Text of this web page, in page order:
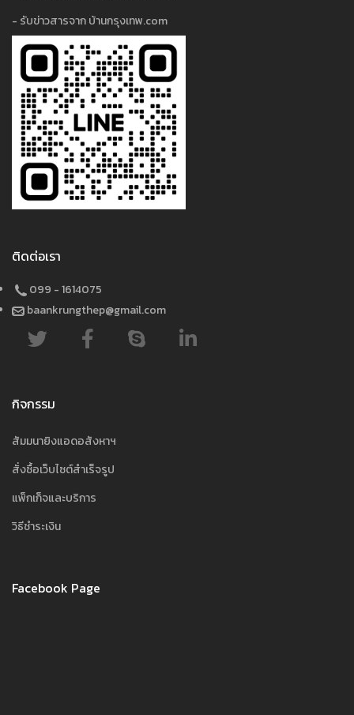
- รับข่าวสารจาก บ้านกรุงเทพ.com
ติดต่อเรา
099 - 1614075
baankrungthep@gmail.com
กิจกรรม
สัมมนายิงแอดอสังหาฯ
สั่งซื้อเว็บไซต์สำเร็จรูป
แพ็กเก็จและบริการ
วิธีชำระเงิน
Facebook Page